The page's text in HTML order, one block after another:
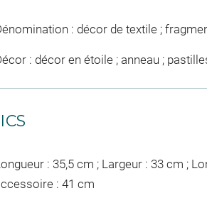
: décor de textile ;
: décor en étoile ; anneau ;
: 35,5 cm ; Largeur : 33 cm ;
: 41 cm